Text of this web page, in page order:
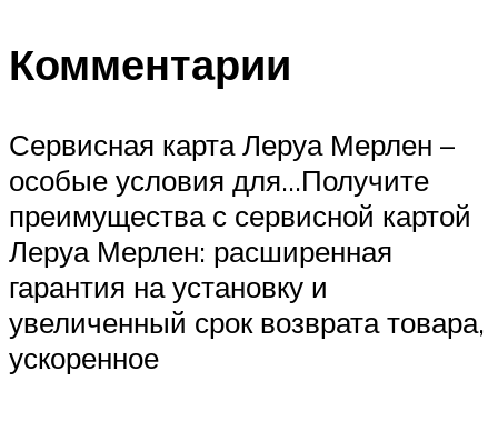
Комментарии
Сервисная карта Леруа Мерлен –
особые условия для…Получите
преимущества с сервисной картой
Леруа Мерлен: расширенная
гарантия на установку и
увеличенный срок возврата товара,
ускоренное